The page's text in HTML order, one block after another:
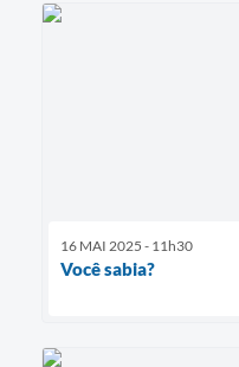
16 MAI 2025 - 11h30
Você sabia?